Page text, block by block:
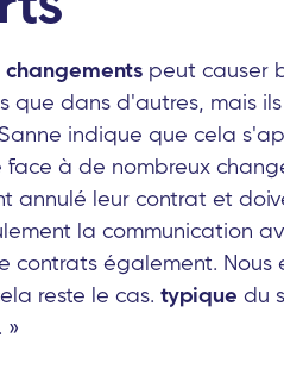
changements peut causer
que dans d'autres, mais
indique que cela
à de nombreux
annulé leur contrat et
la communication
contrats également.
reste le cas. typique du
»